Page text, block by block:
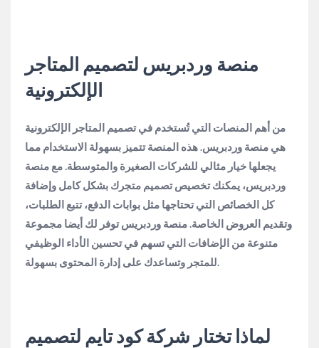
منصة وردبريس لتصميم المتاجر
الإلكترونية
من أهم المنصات التي تُستخدم في تصميم المتاجر الإلكترونية
هي منصة وردبريس. هذه المنصة تتميز بسهولة الاستخدام مما
يجعلها خيار مثالي للشركات الصغيرة والمتوسطة. مع منصة
وردبريس، يمكنك تخصيص تصميم متجرك بشكل كامل وإضافة
كل الخصائص التي تحتاجها مثل بوابات الدفع، تتبع الطلبات،
وتقديم العروض الخاصة. منصة وردبريس توفر لك أيضا مجموعة
متنوعة من الإضافات التي تسهم في تحسين الأداء الوظيفي
للمتجر وتساعدك على إدارة المحتوى بسهولة.
لماذا تختار شركة كود تايم لتصميم